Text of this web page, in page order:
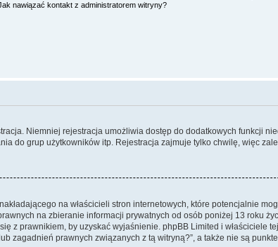
nawiązać kontakt z administratorem witryny?
Niemniej rejestracja umożliwia dostęp do dodatkowych funkcji
do grup użytkowników itp. Rejestracja zajmuje tylko chwilę, więc
na właścicieli stron internetowych, które potencjalnie
na zbieranie informacji prywatnych od osób poniżej 13 roku
z prawnikiem, by uzyskać wyjaśnienie. phpBB Limited i właściciele
zagadnień prawnych związanych z tą witryną?”, a także nie są